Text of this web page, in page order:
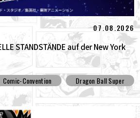
07.08.2026
STANDSTÄNDE auf der New York
Comic-Convention Dragon Ball Super